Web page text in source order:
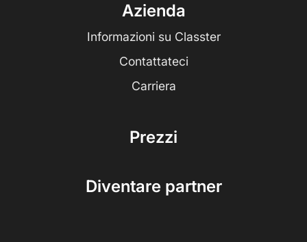
Azienda
Informazioni su Classter
Contattateci
Carriera
Prezzi
Diventare partner